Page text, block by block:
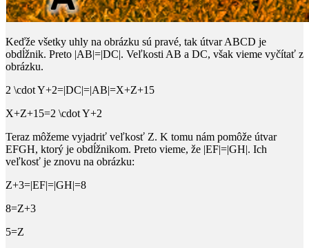
Keďže všetky uhly na obrázku sú pravé, tak útvarABCD je
obdĺžnik. Preto |AB|=|DC|. Veľkosti AB a DC, však vieme vyčítať z
obrázku.
2 \cdot Y+2=|DC|=|AB|=X+Z+15
X+Z+15=2 \cdot Y+2
Teraz môžeme vyjadriť veľkosť Z. K tomu nám pomôže útvar
EFGH, ktorý je obdĺžnikom. Preto vieme, že |EF|=|GH|. Ich
veľkosť je znovu na obrázku:
Z+3=|EF|=|GH|=8
8=Z+3
5=Z